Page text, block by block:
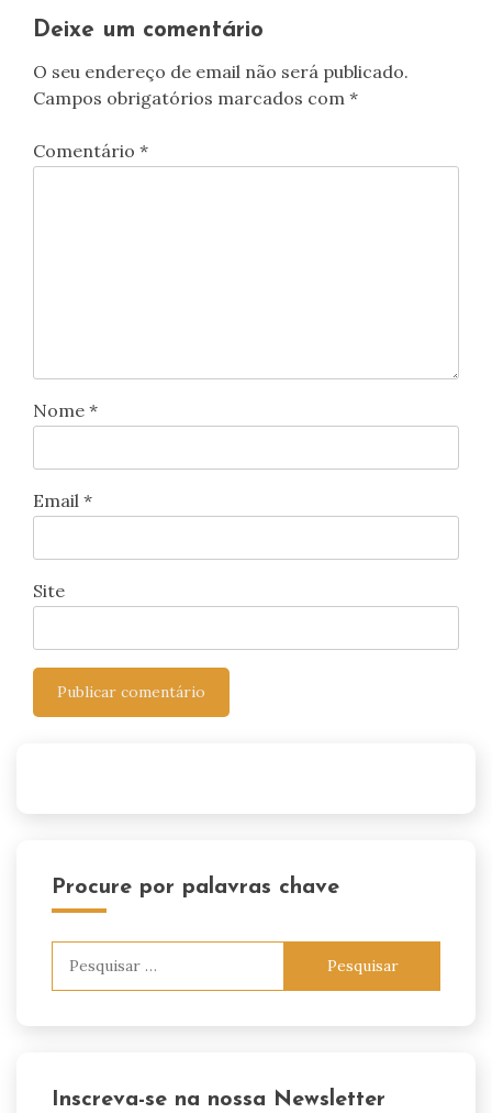
artigos
Deixe um comentário
O seu endereço de email não será publicado.
Campos obrigatórios marcados com *
Comentário *
Nome *
Email *
Site
Procure por palavras chave
Inscreva-se na nossa Newsletter